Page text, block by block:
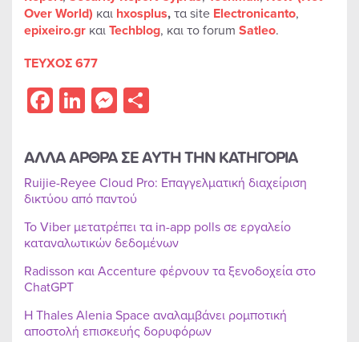
Over World) και hxosplus,τα site Electronicanto,
epixeiro.gr καιTechblog, και το forum Satleo.
ΤΕΥΧΟΣ 677
Facebook
LinkedIn
Messenger
ΑΛΛΑ ΑΡΘΡΑ ΣΕ ΑΥΤΗ ΤΗΝ ΚΑΤΗΓΟΡΙΑ
Ruijie-Reyee Cloud Pro: Επαγγελματική διαχείριση
δικτύου από παντού
Το Viber μετατρέπει τα in-app polls σε εργαλείο
καταναλωτικών δεδομένων
Radisson και Accenture φέρνουν τα ξενοδοχεία στο
ChatGPT
Η Thales Alenia Space αναλαμβάνει ρομποτική
αποστολή επισκευής δορυφόρων